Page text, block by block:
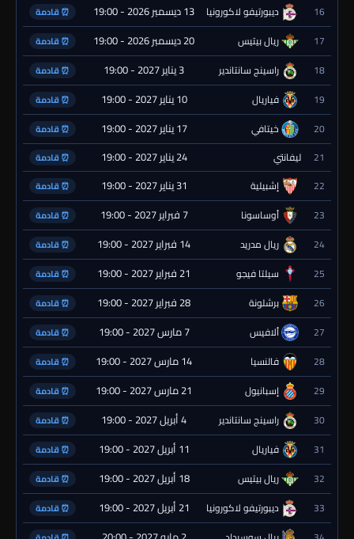
16 ديبورتيفو لاكورونيا 13 ديسمبر 2026 - 19:00 ⏰ قادمة
17 ريال بيتيس 20 ديسمبر 2026 - 19:00 ⏰ قادمة
18 راسينج سانتاندير 3 يناير 2027 - 19:00 ⏰ قادمة
19 فياريال 10 يناير 2027 - 19:00 ⏰ قادمة
20 خيتافي 17 يناير 2027 - 19:00 ⏰ قادمة
21 ليفانتي 24 يناير 2027 - 19:00 ⏰ قادمة
22 إشبيلية 31 يناير 2027 - 19:00 ⏰ قادمة
23 أوساسونا 7 فبراير 2027 - 19:00 ⏰ قادمة
24 ريال مدريد 14 فبراير 2027 - 19:00 ⏰ قادمة
25 سيلتا فيجو 21 فبراير 2027 - 19:00 ⏰ قادمة
26 برشلونة 28 فبراير 2027 - 19:00 ⏰ قادمة
27 ألافيس 7 مارس 2027 - 19:00 ⏰ قادمة
28 فالنسيا 14 مارس 2027 - 19:00 ⏰ قادمة
29 إسبانيول 21 مارس 2027 - 19:00 ⏰ قادمة
30 راسينج سانتاندير 4 أبريل 2027 - 19:00 ⏰ قادمة
31 فياريال 11 أبريل 2027 - 19:00 ⏰ قادمة
32 ريال بيتيس 18 أبريل 2027 - 19:00 ⏰ قادمة
33 ديبورتيفو لاكورونيا 21 أبريل 2027 - 19:00 ⏰ قادمة